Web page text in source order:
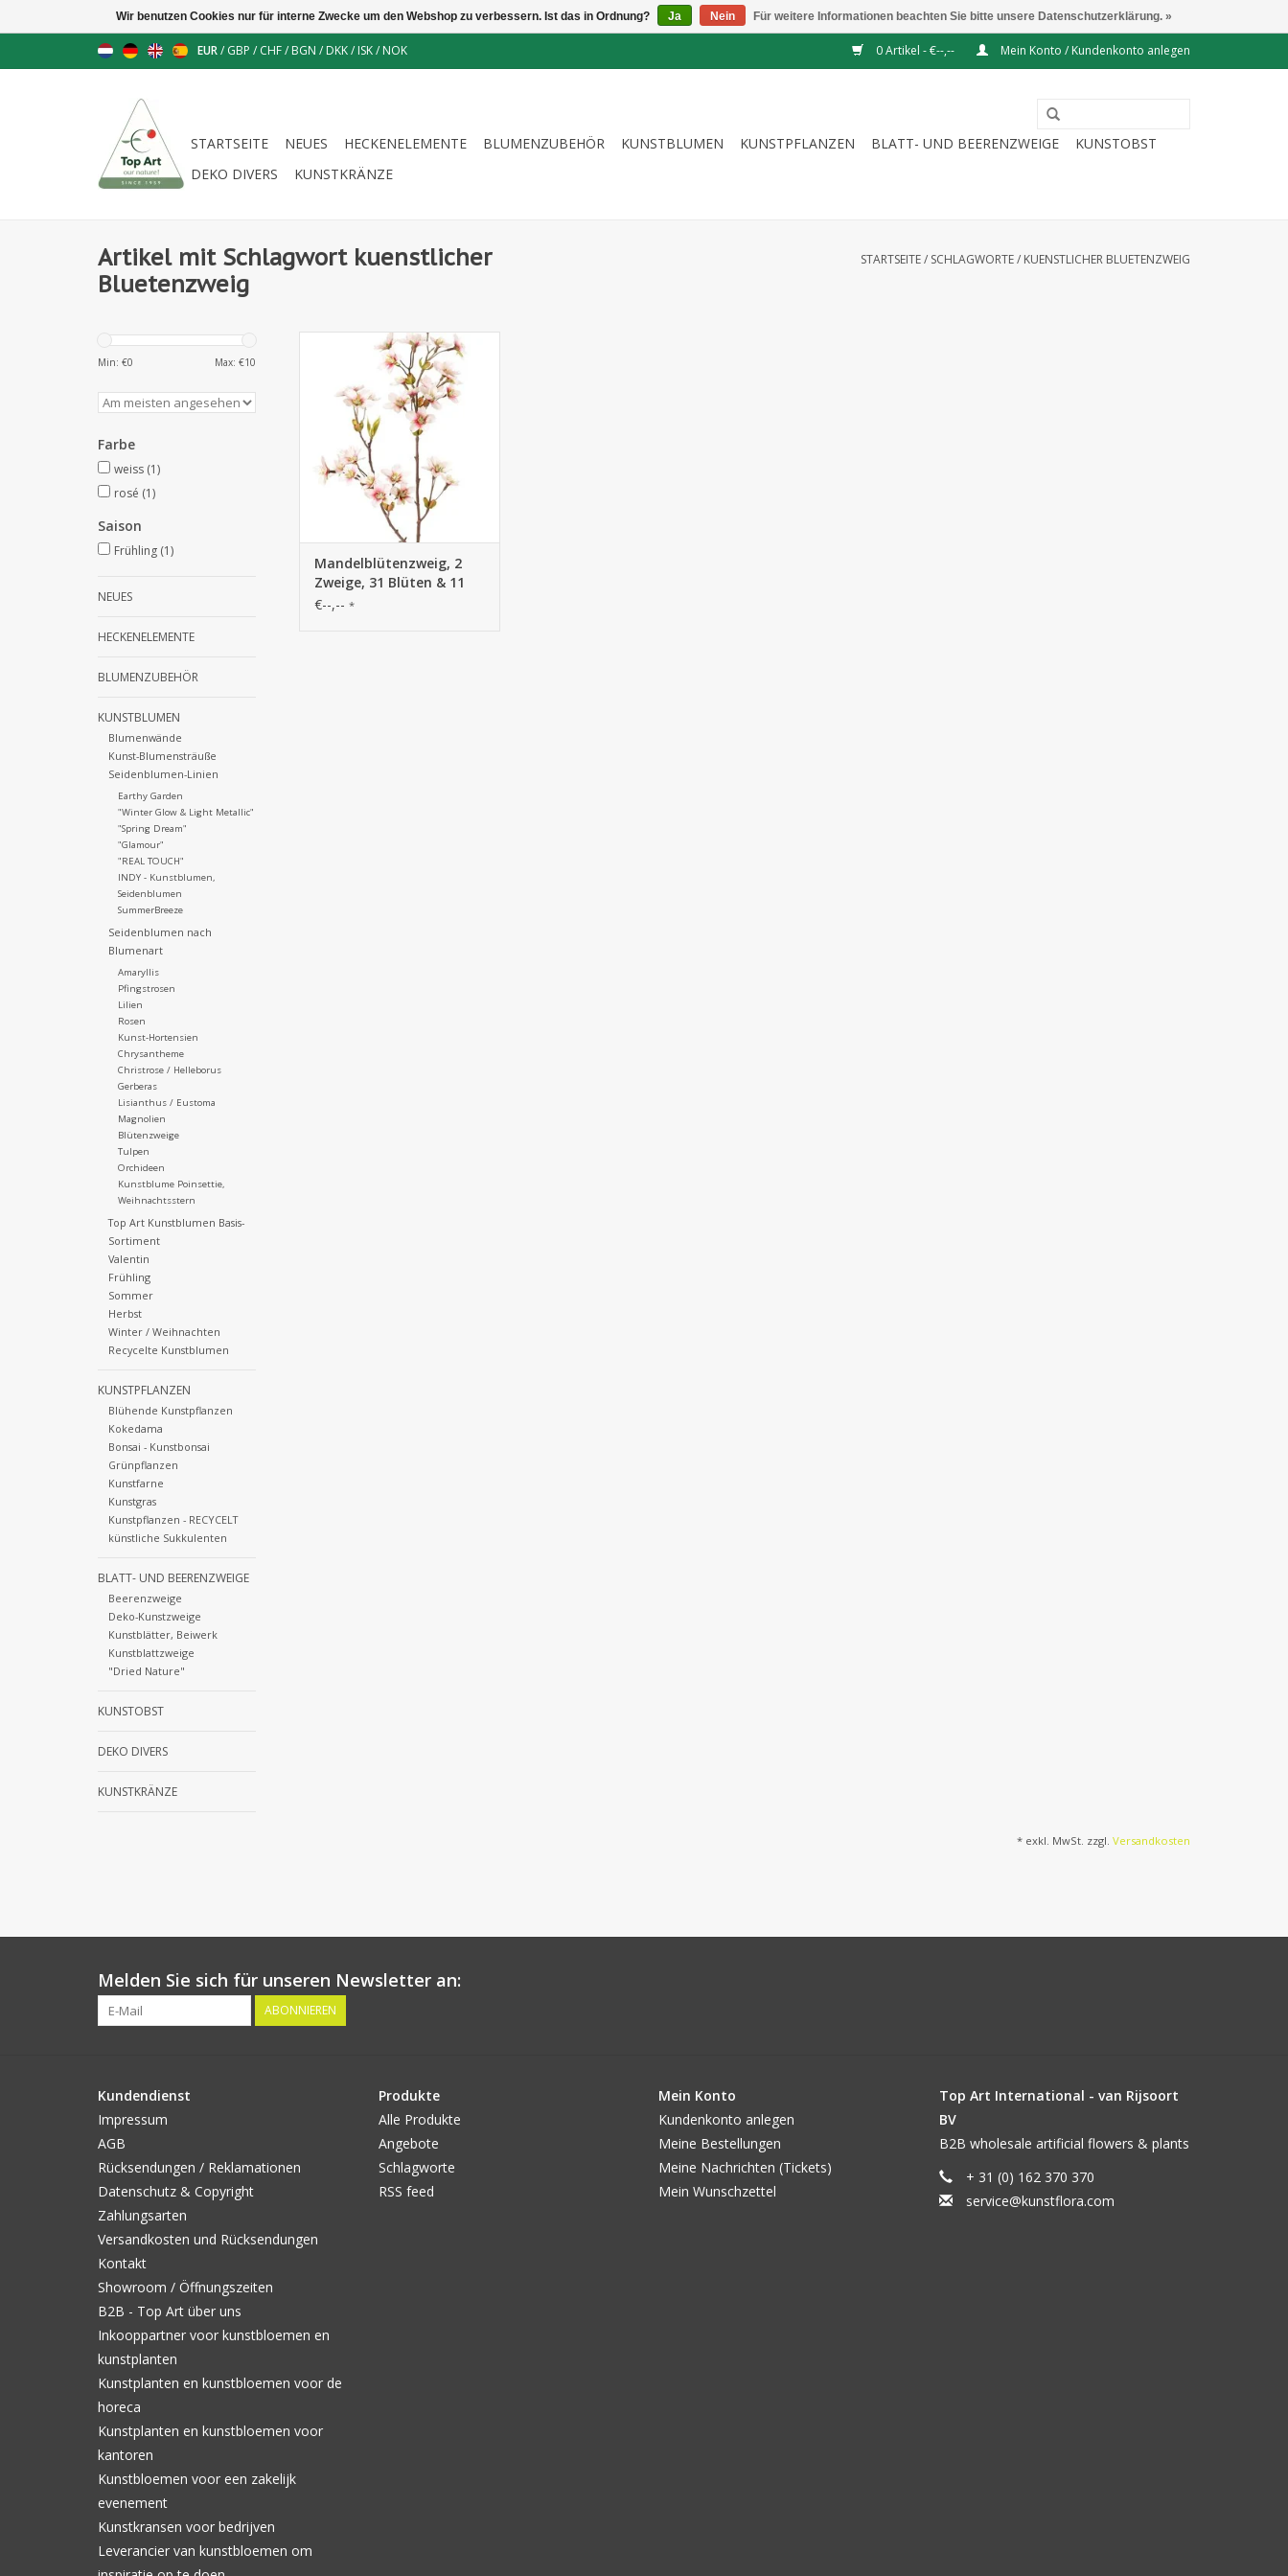
EUR/ GBP / CHF/ BGN / DKK/ ISK/ NOK 0 Artikel - €--,-- Mein Konto / Kundenkonto anlegen
STARTSEITE NEUES HECKENELEMENTE BLUMENZUBEHÖR KUNSTBLUMEN KUNSTPFLANZEN BLATT- UND BEERENZWEIGE
KUNSTOBST
DEKO DIVERS
KUNSTKRÄNZE
Artikel mit Schlagwort kuenstlicher
Bluetenzweig
STARTSEITE/ SCHLAGWORTE/ KUENSTLICHER BLUETENZWEIG
Min: €0 Max: €10
Farbe
weiss (1)
rosé (1)
Saison
Frühling (1)
NEUES
HECKENELEMENTE
BLUMENZUBEHÖR
KUNSTBLUMEN
Blumenwände
Kunst-Blumensträuße
Seidenblumen-Linien
Earthy Garden
"Winter Glow & Light Metallic"
"Spring Dream"
"Glamour"
"REAL TOUCH"
INDY - Kunstblumen,
Seidenblumen
SummerBreeze
Seidenblumen nach
Blumenart
Amaryllis
Pfingstrosen
Lilien
Rosen
Kunst-Hortensien
Chrysantheme
Christrose / Helleborus
Gerberas
Lisianthus / Eustoma
Magnolien
Blütenzweige
Tulpen
Orchideen
Kunstblume Poinsettie,
Weihnachtsstern
Top Art Kunstblumen Basis-
Sortiment
Valentin
Frühling
Sommer
Herbst
Winter / Weihnachten
Recycelte Kunstblumen
KUNSTPFLANZEN
Blühende Kunstpflanzen
Kokedama
Bonsai - Kunstbonsai
Grünpflanzen
Kunstfarne
Kunstgras
Kunstpflanzen - RECYCELT
künstliche Sukkulenten
BLATT- UND BEERENZWEIGE
Beerenzweige
Deko-Kunstzweige
Kunstblätter, Beiwerk
Kunstblattzweige
"Dried Nature"
KUNSTOBST
DEKO DIVERS
KUNSTKRÄNZE
130170WR - Mandelblütenzweig,
2 Zweige, 31 Blüten & 11
Blattsätze, 73 cm
Mandelblütenzweig, 2
Zweige, 31 Blüten & 11
Blattsätze, 73 cm
€--,-- *
* exkl. MwSt. zzgl. Versandkosten
Melden Sie sich für unseren Newsletter an:
ABONNIEREN
Kundendienst
Impressum
AGB
Rücksendungen / Reklamationen
Datenschutz & Copyright
Zahlungsarten
Versandkosten und Rücksendungen
Kontakt
Showroom / Öffnungszeiten
B2B - Top Art über uns
Inkooppartner voor kunstbloemen en
kunstplanten
Kunstplanten en kunstbloemen voor de
horeca
Kunstplanten en kunstbloemen voor
kantoren
Kunstbloemen voor een zakelijk
evenement
Kunstkransen voor bedrijven
Leverancier van kunstbloemen om
Produkte
Alle Produkte
Angebote
Schlagworte
RSS feed
Mein Konto
Kundenkonto anlegen
Meine Bestellungen
Meine Nachrichten (Tickets)
Mein Wunschzettel
Top Art International - van Rijsoort
BV
B2B wholesale artificial flowers & plants
+ 31 (0) 162 370 370
service@kunstflora.com
Wir benutzen Cookies nur für interne Zwecke um den Webshop zu verbessern. Ist das in Ordnung? Ja Nein Für weitere Informationen beachten Sie bitte unsere Datenschutzerklärung. »